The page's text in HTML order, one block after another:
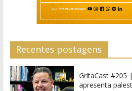
Recentes postagens
GritaCast #205
apresenta